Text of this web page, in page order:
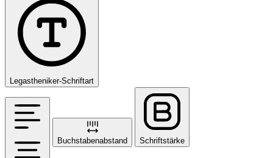
Legastheniker-Schriftart
Buchstabenabstand Schriftstärke